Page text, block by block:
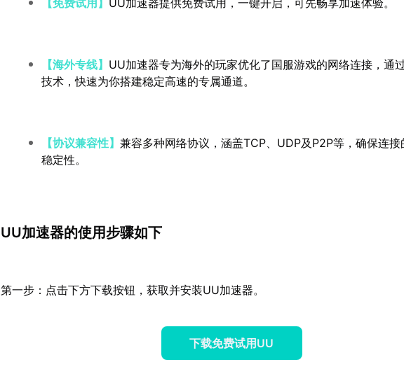
【免费试用】 UU加速器提供免费试用，一键开启，可先畅享加速体验。
【海外专线】 UU加速器专为海外的玩家优化了国服游戏的网络连接，通
技术，快速为你搭建稳定高速的专属通道。
【协议兼容性】兼容多种网络协议，涵盖TCP、UDP及P2P等，确保连
稳定性。
UU加速器的使用步骤如下
第一步：点击下方下载按钮，获取并安装UU加速器。
下载免费试用UU